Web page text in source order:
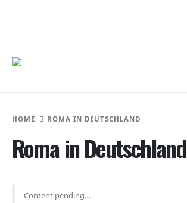
HOME ROMA IN DEUTSCHLAND
Roma in Deutschland
Content pending…